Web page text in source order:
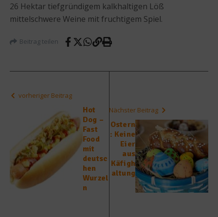
26 Hektar tiefgründigem kalkhaltigen Löß
mittelschwere Weine mit fruchtigem Spiel.
Beitrag teilen
vorheriger Beitrag
Hot
Dog –
Fast
Food
mit
deutsc
hen
Wurzel
n
Nächster Beitrag
Ostern
: Keine
Eier
aus
Käfigh
altung